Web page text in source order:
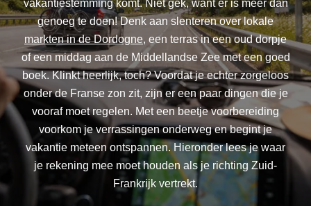
vakantiestemming komt. Niet gek, want er is meer dan
genoeg te doen! Denk aan slenteren over lokale
markten in de Dordogne, een terras in een oud dorpje
of een middag aan de Middellandse Zee met een goed
boek. Klinkt heerlijk, toch? Voordat je echter zorgeloos
onder de Franse zon zit, zijn er een paar dingen die je
vooraf moet regelen. Met een beetje voorbereiding
voorkom je verrassingen onderweg en begint je
vakantie meteen ontspannen. Hieronder lees je waar
je rekening mee moet houden als je richting Zuid-
Frankrijk vertrekt.